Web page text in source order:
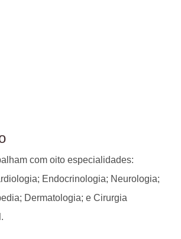
com oito especialidades:
Endocrinologia; Neurologia;
Dermatologia; e Cirurgia